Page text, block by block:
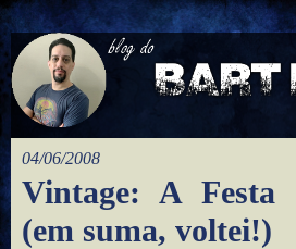
04/06/2008
Vintage: A Festa
(em suma, voltei!)